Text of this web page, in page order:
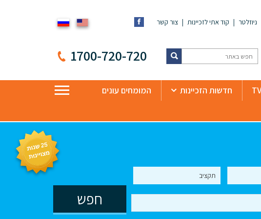
ניוזלטר קוד אתי לזכיינות צור קשר
1700-720-720
חדשות הזכיינות
המומחים עונים